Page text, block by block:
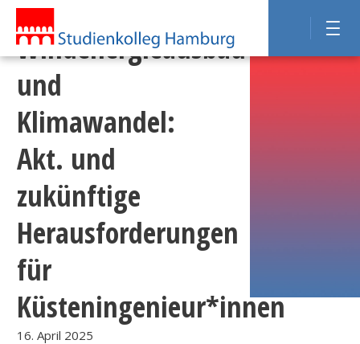
UHH:
Windenergieausbau
und
Klimawandel:
Akt. und
zukünftige
Herausforderungen
für
Küsteningenieur*innen
16. April 2025